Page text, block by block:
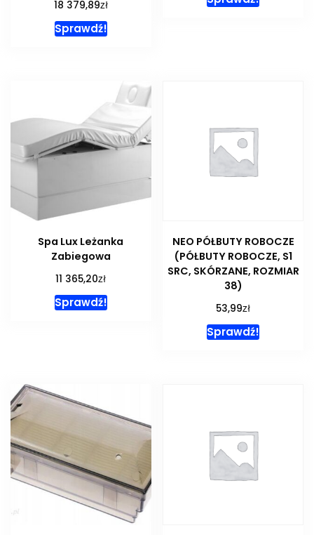
18 379,89zł
Sprawdź!
Spa Lux Leżanka
Zabiegowa
11 365,20zł
Sprawdź!
NEO PÓŁBUTY ROBOCZE
(PÓŁBUTY ROBOCZE, S1
SRC, SKÓRZANE, ROZMIAR
38)
53,99zł
Sprawdź!